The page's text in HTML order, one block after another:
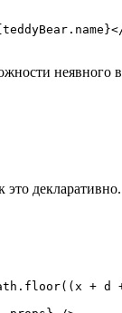
неявного
декларативно.
+ d